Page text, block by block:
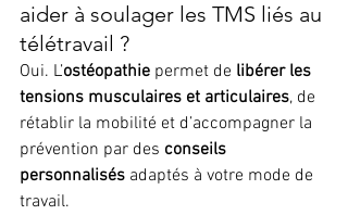
aider à soulager les TMS liés au
télétravail ?
Oui. L’ostéopathie permet de libérer les
tensions musculaires et articulaires, de
rétablir la mobilité et d’accompagner la
prévention par des conseils
personnalisés adaptés à votre mode de
travail.